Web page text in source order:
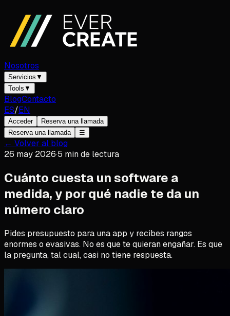
Nosotros
Servicios ▼
Tools ▼
BlogContacto
ES/EN
Acceder
Reserva una llamada
Reserva una llamada
☰
← Volver al blog
26 may 2026·5 min de lectura
Cuánto cuesta un software a
medida, y por qué nadie te da un
número claro
Pides presupuesto para una app y recibes rangos
enormes o evasivas. No es que te quieran engañar. Es que
la pregunta, tal cual, casi no tiene respuesta.